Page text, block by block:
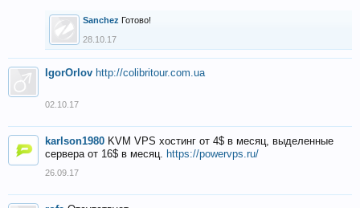
Sanchez Готово!
28.10.17
IgorOrlov http://colibritour.com.ua
02.10.17
karlson1980 KVM VPS хостинг от 4$ в месяц, выделенные
сервера от 16$ в месяц. https://powervps.ru/
26.09.17